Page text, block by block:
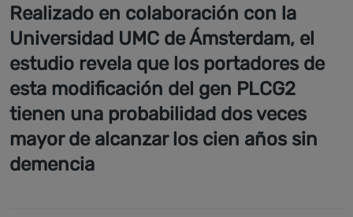
Realizado en colaboración con la
Universidad UMC de Ámsterdam, el
estudio revela que los portadores de
esta modificación del gen PLCG2
tienen una probabilidad dos veces
mayor de alcanzar los cien años sin
demencia